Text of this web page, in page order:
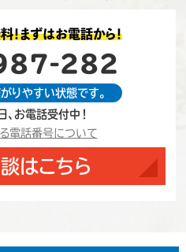
！まずはお電話から！
282
りやすい状態です。
お電話受付中！
電話番号について
はこちら